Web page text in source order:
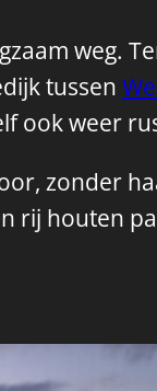
weg.
tussen
ook weer
zonder
rij houten